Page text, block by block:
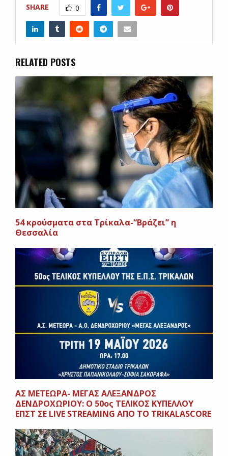
SHARE 0
RELATED POSTS
54 κρούσματα στα Τρίκαλα-“Βράζει” η
Θεσσαλία
ΑΣ ΜΕΤΕΩΡΑ- ΜΕΓΑΣ ΑΛΕΞΑΝΔΡΟΣ
ΔΕΝΔΡΟΧΩΡΙΟΥ: Ο 50ος ΤΕΛΙΚΟΣ ΚΥΠΕΛΛΟΥ
ΕΠΣΤ ΣΕ LIVE STREAMING ΑΠΟ ΤΟ TRIKALASCORE